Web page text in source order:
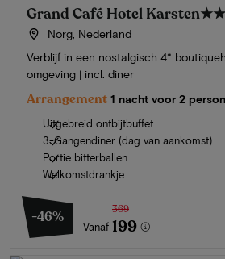
Grand Café Hotel Karsten
Norg, Nederland
Verblijf in een nostalgisch 4*
omgeving | incl. diner
Arrangement 1 nacht voor 2
Uitgebreid ontbijtbuffet
3-Gangendiner (dag van aankomst)
Portie bitterballen
Welkomstdrankje
-46%
Vanaf
369
199